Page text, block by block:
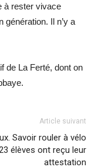
à rester vivace
génération. Il n’y a
de La Ferté, dont on
Article suivant
Savoir rouler à vélo
élèves ont reçu leur
attestation